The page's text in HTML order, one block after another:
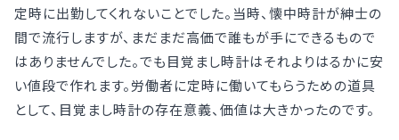
定時に出勤してくれないことでした。当時、懐中時計が紳士の
間で流行しますが、まだまだ高価で誰もが手にできるもので
はありませんでした。でも目覚まし時計はそれよりはるかに安
い値段で作れます。労働者に定時に働いてもらうための道具
として、目覚まし時計の存在意義、価値は大きかったのです。